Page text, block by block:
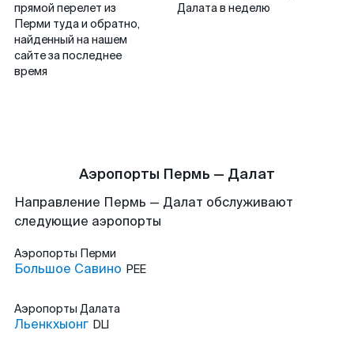
прямой перелет из
Перми туда и обратно,
найденный на нашем
сайте за последнее
время
Далата в неделю
Аэропорты Пермь — Далат
Направление Пермь — Далат обслуживают
следующие аэропорты
Аэропорты Перми
Большое Савино PEE
Аэропорты Далата
Льенкхыонг DLI